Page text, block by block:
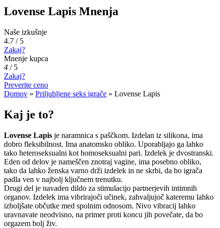
Lovense Lapis Mnenja
Naše izkušnje
4.7 / 5
Zakaj?
Mnenje kupca
4 / 5
Zakaj?
Preverite ceno
Domov » Priljubljene seks igrače » Lovense Lapis
Kaj je to?
Lovense Lapis je naramnica s paščkom. Izdelan iz silikona, ima
dobro fleksibilnost. Ima anatomsko obliko. Uporabljajo ga lahko
tako heteroseksualni kot homoseksualni pari. Izdelek je dvostranski.
Eden od delov je nameščen znotraj vagine, ima posebno obliko,
tako da lahko ženska varno drži izdelek in ne skrbi, da bo igrača
padla ven v najbolj ključnem trenutku.
Drugi del je navaden dildo za stimulacijo partnerjevih intimnih
organov. Izdelek ima vibrirajoči učinek, zahvaljujoč kateremu lahko
izboljšate občutke med spolnim odnosom. Nivo vibracij lahko
uravnavate neodvisno, na primer proti koncu jih povečate, da bo
orgazem bolj živ.